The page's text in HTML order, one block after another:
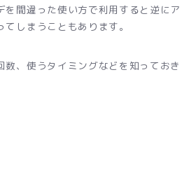
を間違った使い方で利用すると逆にア
しまうこともあります。
数、使うタイミングなどを知っておき